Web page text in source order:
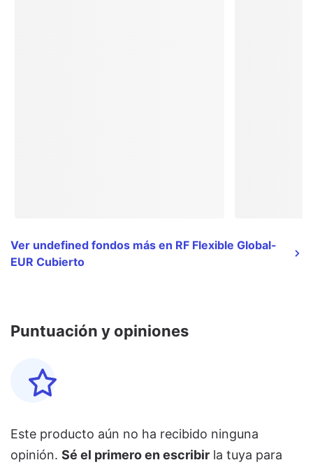
Ver undefined fondos más en RF Flexible Global-
EUR Cubierto
Puntuación y opiniones
Este producto aún no ha recibido ninguna
opinión. Sé el primero en escribir la tuya para